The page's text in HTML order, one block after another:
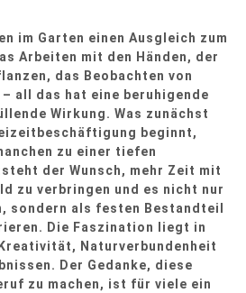
im Garten einen Ausgleich zum
Arbeiten mit den Händen, der
das Beobachten von
all das hat eine beruhigende
Wirkung. Was zunächst
beginnt,
zu einer tiefen
der Wunsch, mehr Zeit mit
zu verbringen und es nicht nur
sondern als festen Bestandteil
Die Faszination liegt in
Naturverbundenheit
Der Gedanke, diese
zu machen, ist für viele ein